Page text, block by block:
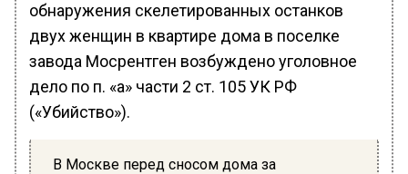
обнаружения скелетированных останков
двух женщин в квартире дома в поселке
завода Мосрентген возбуждено уголовное
дело по п. «а» части 2 ст. 105 УК РФ
(«Убийство»).
В Москве перед сносом дома за